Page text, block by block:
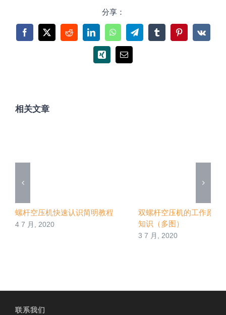
分享：
Facebook
X RedditLinkedInWhatsAppTelegramTumblrPinterest
Vk
Xing
电
相关文章
螺杆空压机快速认识简明教程
4 7 月, 2020
双螺杆空压机的工作原理
知识（多图）
3 7 月, 2020
联系我们